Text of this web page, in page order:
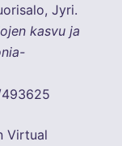
Jyri.
kasvu ja
Virtual